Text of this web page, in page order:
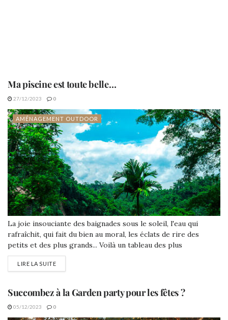
Ma piscine est toute belle…
27/12/2023 0
AMÉNAGEMENT OUTDOOR
La joie insouciante des baignades sous le soleil, l'eau qui
rafraîchit, qui fait du bien au moral, les éclats de rire des
petits et des plus grands... Voilà un tableau des plus
réjouissants, mais comme tout bon spectacle, il demande de la
préparation en amont !
LIRE LA SUITE
Succombez à la Garden party pour les fêtes ?
05/12/2023 0